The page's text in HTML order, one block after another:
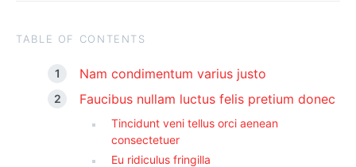
TABLE OF CONTENTS
Nam condimentum varius justo
Faucibus nullam luctus felis pretium donec
Tincidunt veni tellus orci aenean
consectetuer
Eu ridiculus fringilla